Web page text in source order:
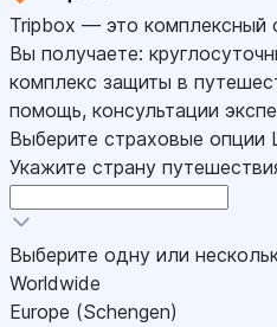
Tripbox — это комплексный
Вы получаете:
комплекс защиты в
помощь, консультации
Выберите страховые опции
Укажите страну
Выберите одну или
Worldwide
Europe (Schengen)